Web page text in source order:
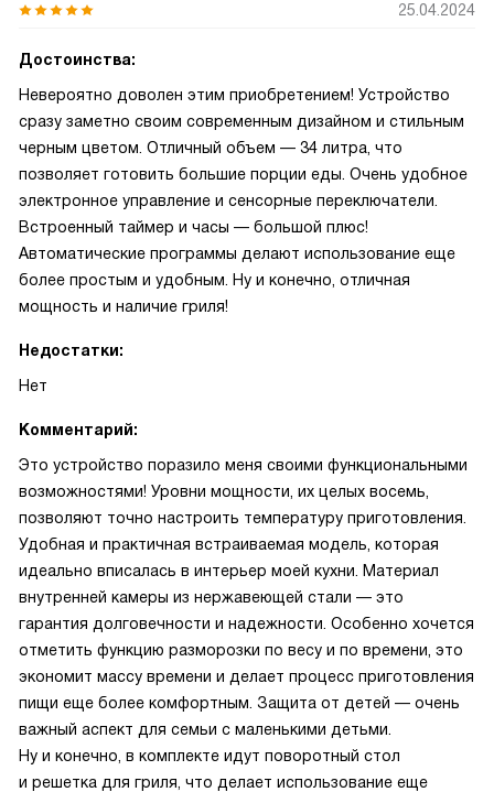
25.04.2024
Достоинства:
Невероятно доволен этим приобретением! Устройство
сразу заметно своим современным дизайном и стильным
черным цветом. Отличный объем — 34 литра, что
позволяет готовить большие порции еды. Очень удобное
электронное управление и сенсорные переключатели.
Встроенный таймер и часы — большой плюс!
Автоматические программы делают использование еще
более простым и удобным. Ну и конечно, отличная
мощность и наличие гриля!
Недостатки:
Нет
Комментарий:
Это устройство поразило меня своими функциональными
возможностями! Уровни мощности, их целых восемь,
позволяют точно настроить температуру приготовления.
Удобная и практичная встраиваемая модель, которая
идеально вписалась в интерьер моей кухни. Материал
внутренней камеры из нержавеющей стали — это
гарантия долговечности и надежности. Особенно хочется
отметить функцию разморозки по весу и по времени, это
экономит массу времени и делает процесс приготовления
пищи еще более комфортным. Защита от детей — очень
важный аспект для семьи с маленькими детьми.
Ну и конечно, в комплекте идут поворотный стол
и решетка для гриля, что делает использование еще